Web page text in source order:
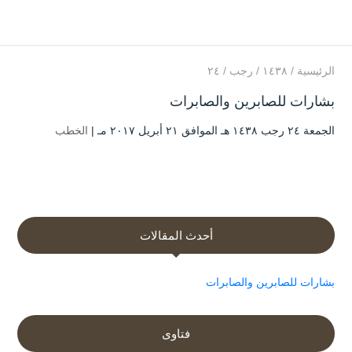
الرئيسية / ۱٤۳۸ / رجب / ۲٤
بشارات للصابرين والصابرات
الجمعة ۲٤ رجب ۱٤۳۸ هـ الموافق ۲۱ أبريل ۲۰۱۷ مـ | الخطب
أحدث المقالات
بشارات للصابرين والصابرات
فتاوى